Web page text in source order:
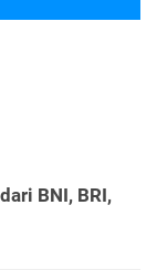
BNI, BRI,